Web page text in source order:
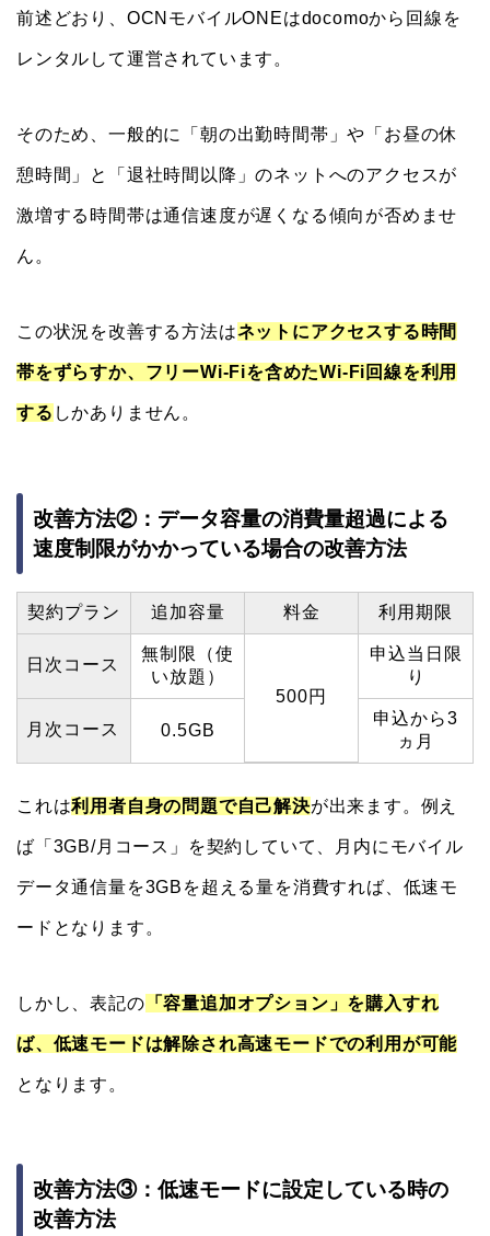
前述どおり、OCNモバイルONEはdocomoから回線を
レンタルして運営されています。
そのため、一般的に「朝の出勤時間帯」や「お昼の休
憩時間」と「退社時間以降」のネットへのアクセスが
激増する時間帯は通信速度が遅くなる傾向が否めませ
ん。
この状況を改善する方法はネットにアクセスする時間
帯をずらすか、フリーWi-Fiを含めたWi-Fi回線を利用
する しかありません。
改善方法②：データ容量の消費量超過による
速度制限がかかっている場合の改善方法
契約プラン 追加容量 料金 利用期限
日次コース
無制限（使
い放題）
500円
申込当日限
り
月次コース 0.5GB
申込から3
ヵ月
これは利用者自身の問題で自己解決が出来ます。例え
ば「3GB/月コース」を契約していて、月内にモバイル
データ通信量を3GBを超える量を消費すれば、低速モ
ードとなります。
しかし、表記の 「容量追加オプション」を購入すれ
ば、低速モードは解除され高速モードでの利用が可能
となります。
改善方法③：低速モードに設定している時の
改善方法